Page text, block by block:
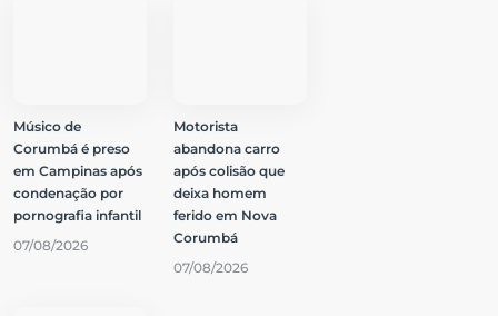
Músico de
Corumbá é preso
em Campinas após
condenação por
pornografia infantil
07/08/2026
Motorista
abandona carro
após colisão que
deixa homem
ferido em Nova
Corumbá
07/08/2026